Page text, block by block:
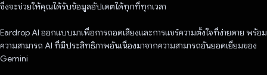
ซึ่งจะช่วยให้คุณได้รับข้อมูลอัปเดตได้ทุกที่ทุกเวลา
Eardrop AI ออกแบบมาเพื่อการถอดเสียงและการแชร์ความตั้งใจที่ง่ายดาย พร้อม
ความสามารถ AI ที่มีประสิทธิภาพอันเนื่องมาจากความสามารถอันยอดเยี่ยมของ
Gemini